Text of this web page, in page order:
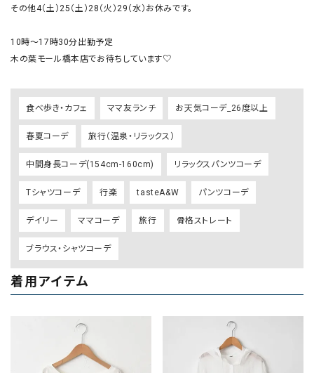
その他4（土）25（土）28（火）29（水）お休みです。
10時〜17時30分出勤予定
木の葉モール橋本店でお待ちしています♡
食べ歩き・カフェ ママ友ランチ お天気コーデ_26度以上
春夏コーデ 旅行（温泉・リラックス）
中間身長コーデ(154cm-160cm) リラックスパンツコーデ
Tシャツコーデ 行楽 tasteA&W パンツコーデ
デイリー ママコーデ 旅行 骨格ストレート
ブラウス・シャツコーデ
着用アイテム